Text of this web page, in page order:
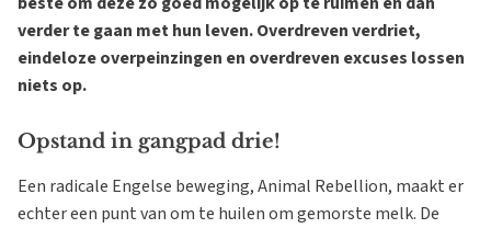
verder te gaan met hun leven. Overdreven verdriet,
eindeloze overpeinzingen en overdreven excuses lossen
niets op.
Opstand in gangpad drie!
Een radicale Engelse beweging, Animal Rebellion, maakt er
echter een punt van om te huilen om gemorste melk. De